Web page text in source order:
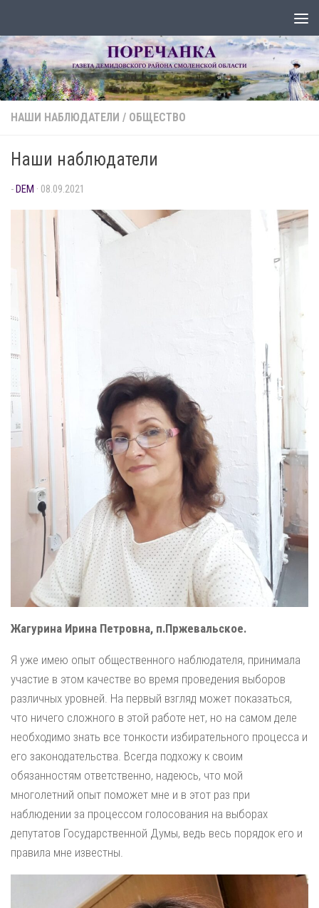
НАШИ НАБЛЮДАТЕЛИ / ОБЩЕСТВО
Наши наблюдатели
-DEM · 08.09.2021
Жагурина Ирина Петровна, п.Пржевальское.
Я уже имею опыт общественного наблюдателя, принимала
участие в этом качестве во время проведения выборов
различных уровней. На первый взгляд может показаться,
что ничего сложного в этой работе нет, но на самом деле
необходимо знать все тонкости избирательного процесса и
его законодательства. Всегда подхожу к своим
обязанностям ответственно, надеюсь, что мой
многолетний опыт поможет мне и в этот раз при
наблюдении за процессом голосования на выборах
депутатов Государственной Думы, ведь весь порядок его и
правила мне известны.